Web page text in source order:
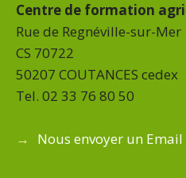
Centre de formation
Rue de Regnéville-sur-Mer
CS 70722
50207 COUTANCES cedex
Tel. 02 33 76 80 50
→ Nous envoyer un Email